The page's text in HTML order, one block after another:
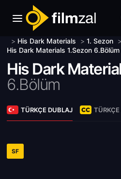
> His Dark Materials > 1. Sezon >
His Dark Materials 1.Sezon
His Dark
6.Bölüm
TÜRKÇE DUBLAJ
SF